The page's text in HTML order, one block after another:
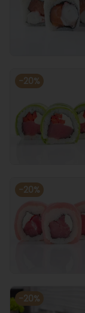
-20%
-20%
-20%